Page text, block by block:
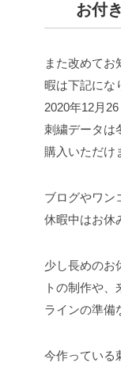
お付
また改めてお
暇は下記にな
2020年12月
刺繍データは
購入いただけ
ブログやワン
休暇中はお休
少し長めのお
トの制作や
ラインの準備
今作っている